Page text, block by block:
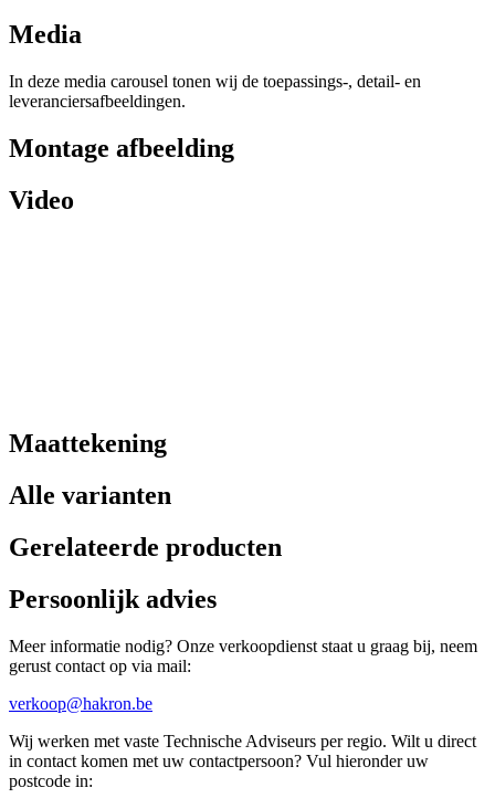
Media
In deze media carousel tonen wij de toepassings-, detail- en
leveranciersafbeeldingen.
Montage afbeelding
Video
Maattekening
Alle varianten
Gerelateerde producten
Persoonlijk advies
Meer informatie nodig? Onze verkoopdienst staat u graag bij, neem
gerust contact op via mail:
verkoop@hakron.be
Wij werken met vaste Technische Adviseurs per regio. Wilt u direct
in contact komen met uw contactpersoon? Vul hieronder uw
postcode in: